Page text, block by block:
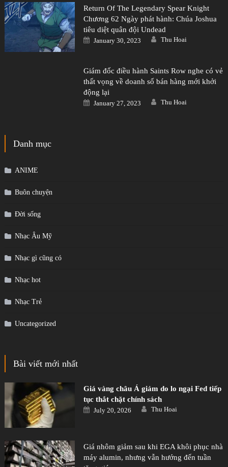
Return Of The Legendary Spear Knight
Chương 62 Ngày phát hành: Chúa Joshua
tiêu diệt quân đội Undead
Posted
on
January 30, 2023 Author
Thu Hoai
Giám đốc điều hành Saints Row nghe có vẻ
thất vọng về doanh số bán hàng mới khởi
động lại
Posted
on
January 27, 2023 Author
Thu Hoai
Danh mục
ANIME
Buôn chuyện
Đời sống
Nhạc Âu Mỹ
Nhạc gì cũng có
Nhạc hot
Nhạc Trẻ
Uncategorized
Bài viết mới nhất
Giá vàng châu Á giảm do lo ngại Fed tiếp
tục thắt chặt chính sách
Posted
on
July 20, 2026 Author
Thu Hoai
Giá nhôm giảm sau khi EGA khôi phục nhà
máy alumin, nhưng vẫn hướng đến tuần